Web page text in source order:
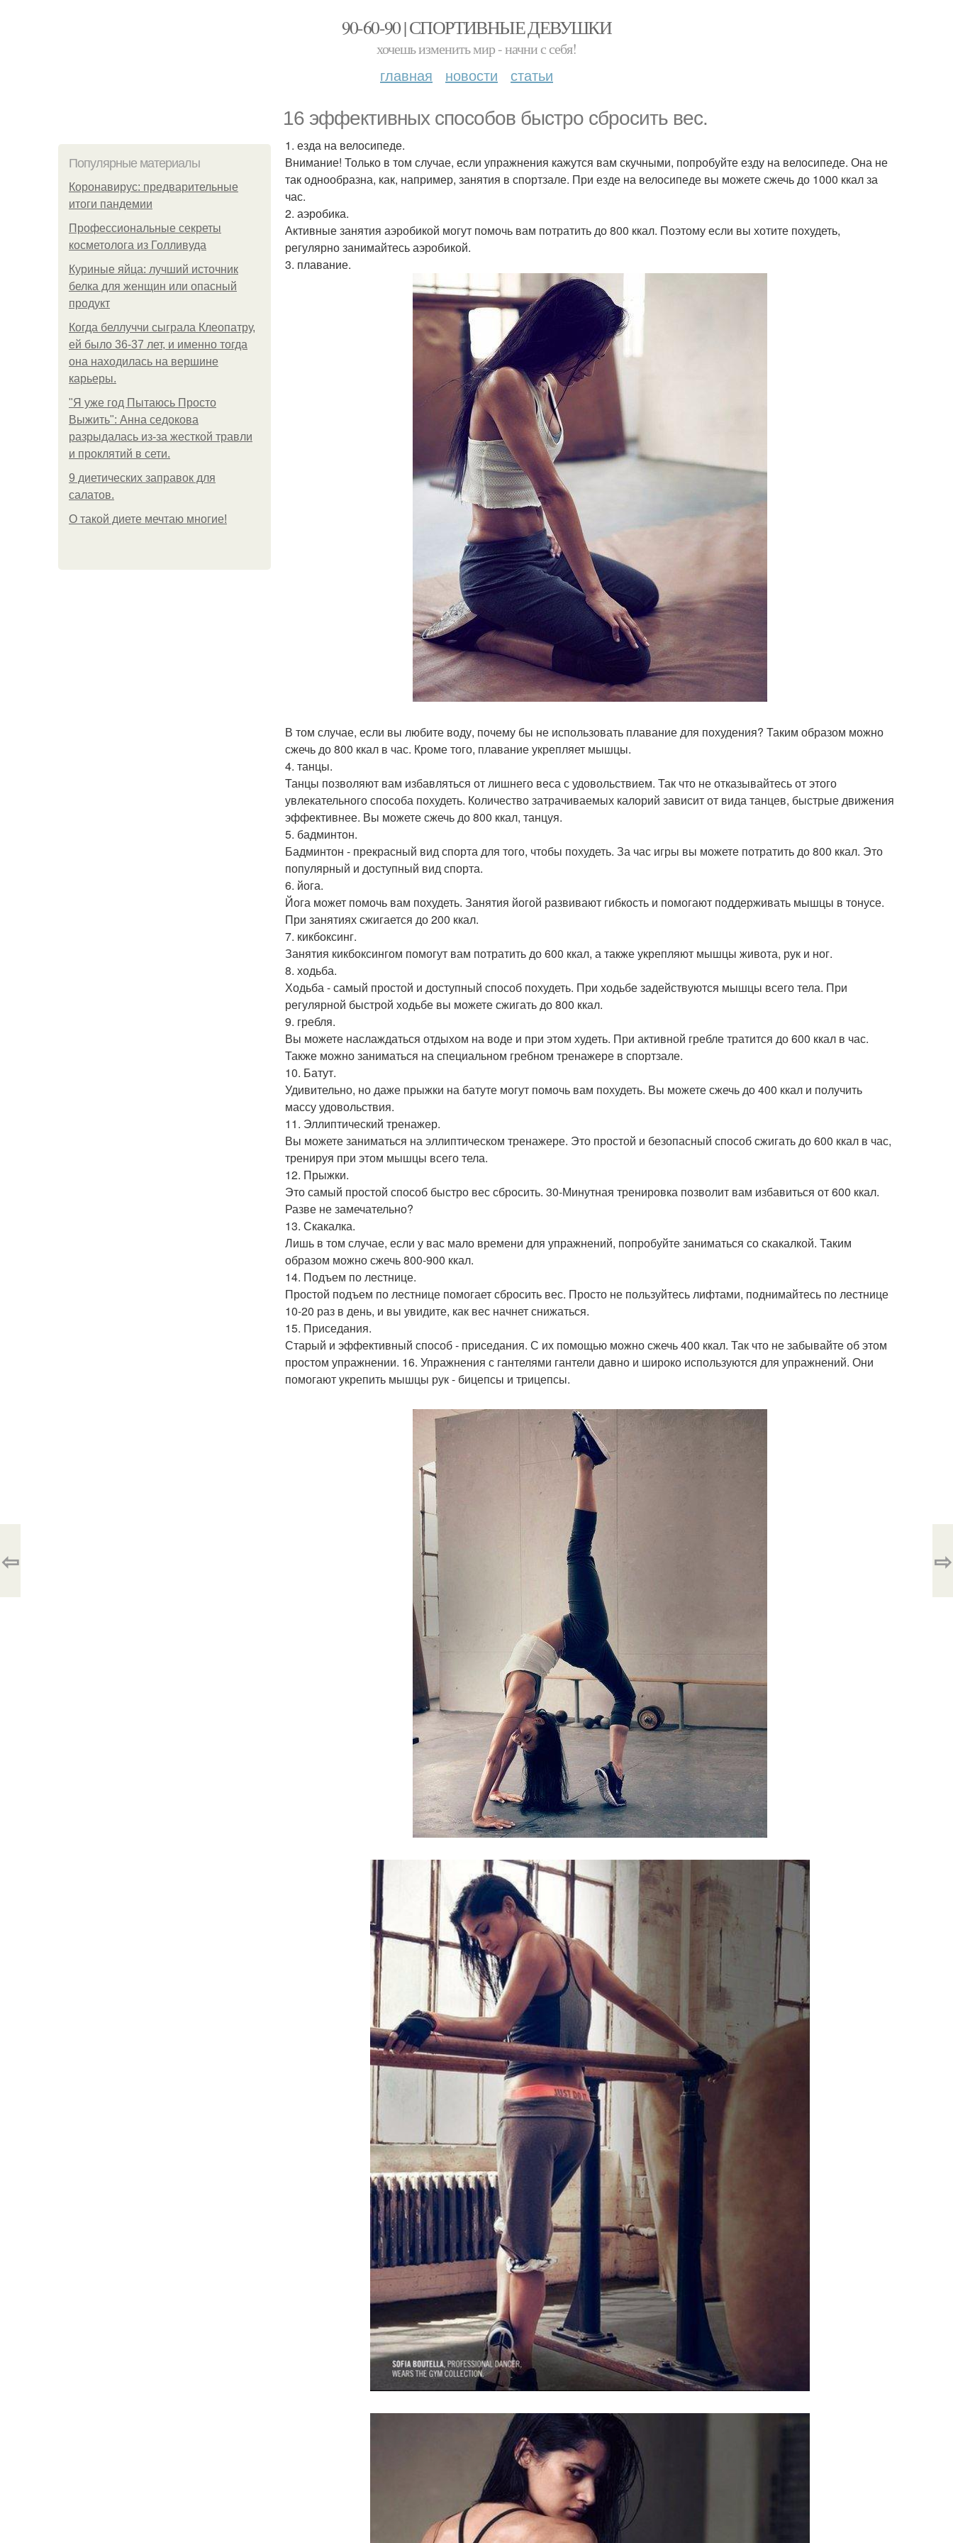
90-60-90 | СПОРТИВНЫЕ ДЕВУШКИ
хочешь изменить мир - начни с себя!
главная новости статьи
16 эффективных способов быстро сбросить вес.
Популярные материалы
Коронавирус: предварительные
итоги пандемии
Профессиональные секреты
косметолога из Голливуда
Куриные яйца: лучший источник
белка для женщин или опасный
продукт
Когда беллуччи сыграла Клеопатру,
ей было 36-37 лет, и именно тогда
она находилась на вершине
карьеры.
"Я уже год Пытаюсь Просто
Выжить": Анна седокова
разрыдалась из-за жесткой травли
и проклятий в сети.
9 диетических заправок для
салатов.
О такой диете мечтаю многие!
1. езда на велосипеде.
Внимание! Только в том случае, если упражнения кажутся вам скучными, попробуйте езду на велосипеде. Она не
так однообразна, как, например, занятия в спортзале. При езде на велосипеде вы можете сжечь до 1000 ккал за
час.
2. аэробика.
Активные занятия аэробикой могут помочь вам потратить до 800 ккал. Поэтому если вы хотите похудеть,
регулярно занимайтесь аэробикой.
3. плавание.
В том случае, если вы любите воду, почему бы не использовать плавание для похудения? Таким образом можно
сжечь до 800 ккал в час. Кроме того, плавание укрепляет мышцы.
4. танцы.
Танцы позволяют вам избавляться от лишнего веса с удовольствием. Так что не отказывайтесь от этого
увлекательного способа похудеть. Количество затрачиваемых калорий зависит от вида танцев, быстрые движения
эффективнее. Вы можете сжечь до 800 ккал, танцуя.
5. бадминтон.
Бадминтон - прекрасный вид спорта для того, чтобы похудеть. За час игры вы можете потратить до 800 ккал. Это
популярный и доступный вид спорта.
6. йога.
Йога может помочь вам похудеть. Занятия йогой развивают гибкость и помогают поддерживать мышцы в тонусе.
При занятиях сжигается до 200 ккал.
7. кикбоксинг.
Занятия кикбоксингом помогут вам потратить до 600 ккал, а также укрепляют мышцы живота, рук и ног.
8. ходьба.
Ходьба - самый простой и доступный способ похудеть. При ходьбе задействуются мышцы всего тела. При
регулярной быстрой ходьбе вы можете сжигать до 800 ккал.
9. гребля.
Вы можете наслаждаться отдыхом на воде и при этом худеть. При активной гребле тратится до 600 ккал в час.
Также можно заниматься на специальном гребном тренажере в спортзале.
10. Батут.
Удивительно, но даже прыжки на батуте могут помочь вам похудеть. Вы можете сжечь до 400 ккал и получить
массу удовольствия.
11. Эллиптический тренажер.
Вы можете заниматься на эллиптическом тренажере. Это простой и безопасный способ сжигать до 600 ккал в час,
тренируя при этом мышцы всего тела.
12. Прыжки.
Это самый простой способ быстро вес сбросить. 30-Минутная тренировка позволит вам избавиться от 600 ккал.
Разве не замечательно?
13. Скакалка.
Лишь в том случае, если у вас мало времени для упражнений, попробуйте заниматься со скакалкой. Таким
образом можно сжечь 800-900 ккал.
14. Подъем по лестнице.
Простой подъем по лестнице помогает сбросить вес. Просто не пользуйтесь лифтами, поднимайтесь по лестнице
10-20 раз в день, и вы увидите, как вес начнет снижаться.
15. Приседания.
Старый и эффективный способ - приседания. С их помощью можно сжечь 400 ккал. Так что не забывайте об этом
простом упражнении. 16. Упражнения с гантелями гантели давно и широко используются для упражнений. Они
помогают укрепить мышцы рук - бицепсы и трицепсы.
⇦ ⇨